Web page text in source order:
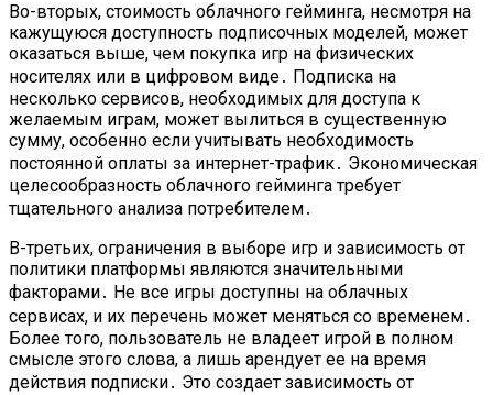
Во-вторых, стоимость облачного гейминга, несмотря на
кажущуюся доступность подписочных моделей, может
оказаться выше, чем покупка игр на физических
носителях или в цифровом виде․ Подписка на
несколько сервисов, необходимых для доступа к
желаемым играм, может вылиться в существенную
сумму, особенно если учитывать необходимость
постоянной оплаты за интернет-трафик․ Экономическая
целесообразность облачного гейминга требует
тщательного анализа потребителем․
В-третьих, ограничения в выборе игр и зависимость от
политики платформы являются значительными
факторами․ Не все игры доступны на облачных
сервисах, и их перечень может меняться со временем․
Более того, пользователь не владеет игрой в полном
смысле этого слова, а лишь арендует ее на время
действия подписки․ Это создает зависимость от